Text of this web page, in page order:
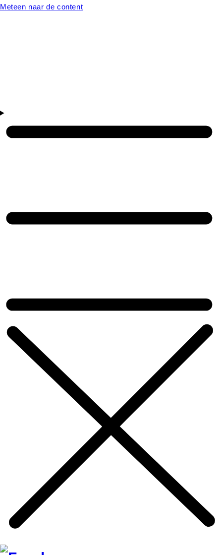
Meteen naar de content